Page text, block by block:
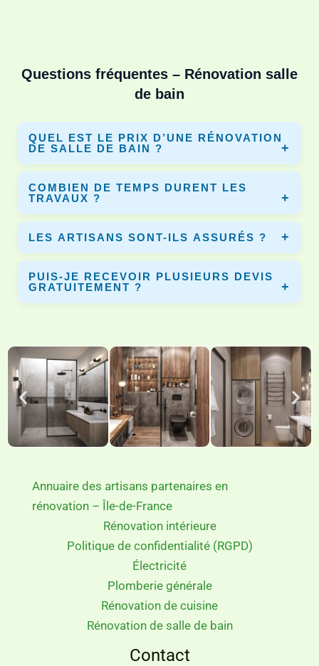
Questions fréquentes – Rénovation salle
de bain
QUEL EST LE PRIX D’UNE RÉNOVATION
DE SALLE DE BAIN ?
Le prix varie selon la surface, les matériaux et les travaux.
En moyenne entre 3 000€ et 10 000€. Dyno-Renov vous
permet de comparer plusieurs devis.
COMBIEN DE TEMPS DURENT LES
TRAVAUX ?
Une rénovation complète dure entre 5 et 10 jours selon le
chantier et les équipements installés.
LES ARTISANS SONT-ILS ASSURÉS ?
Oui, tous les artisans partenaires disposent d’une
assurance décennale pour garantir vos travaux.
PUIS-JE RECEVOIR PLUSIEURS DEVIS
GRATUITEMENT ?
Annuaire des artisans partenaires en
rénovation – Île-de-France
Rénovation intérieure
Politique de confidentialité (RGPD)
Électricité
Plomberie générale
Rénovation de cuisine
Rénovation de salle de bain
Contact